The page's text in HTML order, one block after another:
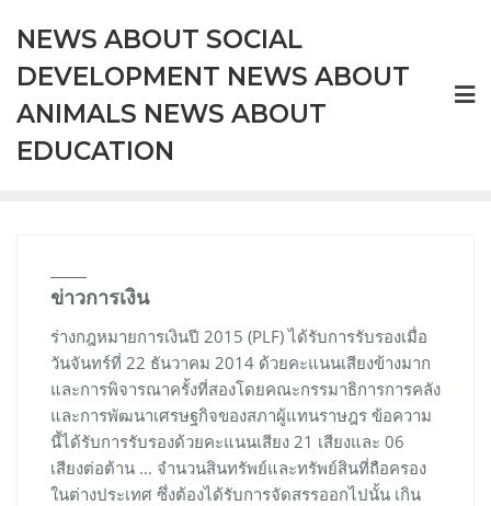
content
NEWS ABOUT SOCIAL
DEVELOPMENT NEWS ABOUT
ANIMALS NEWS ABOUT
EDUCATION
ข่าวการเงิน
ร่างกฎหมายการเงินปี 2015 (PLF) ได้รับการรับรองเมื่อ
วันจันทร์ที่ 22 ธันวาคม 2014 ด้วยคะแนนเสียงข้างมาก
และการพิจารณาครั้งที่สองโดยคณะกรรมาธิการการคลัง
และการพัฒนาเศรษฐกิจของสภาผู้แทนราษฎร ข้อความ
นี้ได้รับการรับรองด้วยคะแนนเสียง 21 เสียงและ 06
เสียงต่อต้าน … จำนวนสินทรัพย์และทรัพย์สินที่ถือครอง
ในต่างประเทศ ซึ่งต้องได้รับการจัดสรรออกไปนั้น เกิน